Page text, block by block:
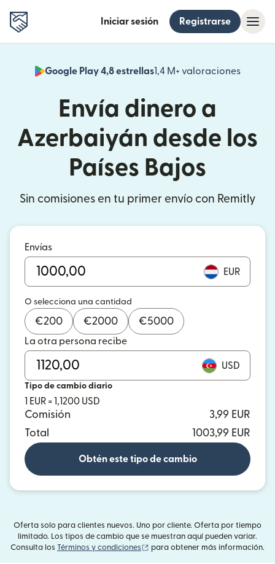
Iniciar sesión Registrarse
Google Play 4,8 estrellas1,4 M+ valoraciones
(se
Envía dinero a
Azerbaiyán desde los
Países Bajos
Sin comisiones en tu primer envío con Remitly
Envías
EUR
O selecciona una cantidad
€200 €2000 €5000
La otra persona recibe
USD
Tipo de cambio diario
1 EUR = 1,1200 USD
Comisión
3,99 EUR
Total
1003,99 EUR
Obtén este tipo de cambio
Oferta solo para clientes nuevos. Uno por cliente. Oferta por tiempo
limitado. Los tipos de cambio que se muestran aquí pueden variar.
Consulta los Términos y condiciones (se abre en una ventana nueva)
para obtener más información.